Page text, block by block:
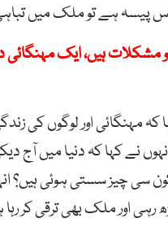
پیسہ ہے تو ملک میں
مشکلات ہیں، ایک مہنگائی
کہ مہنگائی اور لوگوں کی
نے کہا کہ دنیا میں آج
سی چیز سستی ہوئی ہیں؟
رہی اور ملک بھی ترقی کر